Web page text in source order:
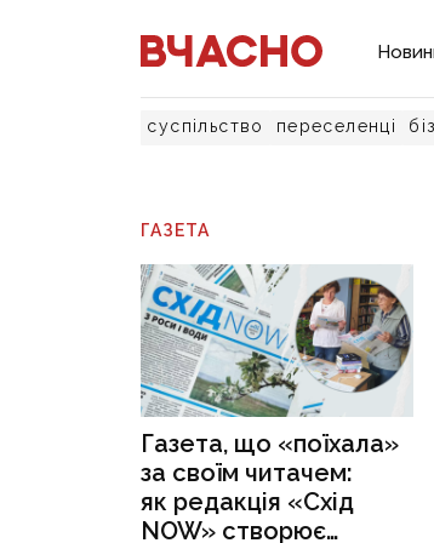
суспільство переселенці
ГАЗЕТА
Газета, що «поїхала»
за своїм читачем:
як редакція «Схід
NOW» створює